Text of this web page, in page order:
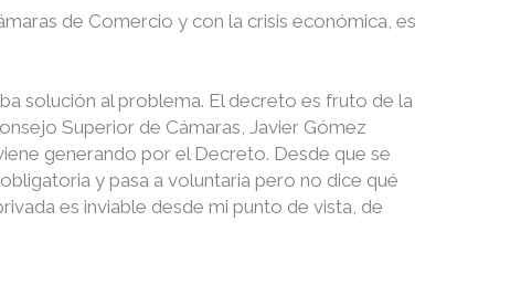
de Comercio y con la crisis económica, es
solución al problema. El decreto es fruto de la
Superior de Cámaras, Javier Gómez
generando por el Decreto. Desde que se
y pasa a voluntaria pero no dice qué
es inviable desde mi punto de vista, de